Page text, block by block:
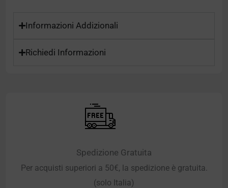
Informazioni Addizionali
Richiedi Informazioni
Spedizione Gratuita
Per acquisti superiori a 50€, la spedizione è gratuita.
(solo Italia)